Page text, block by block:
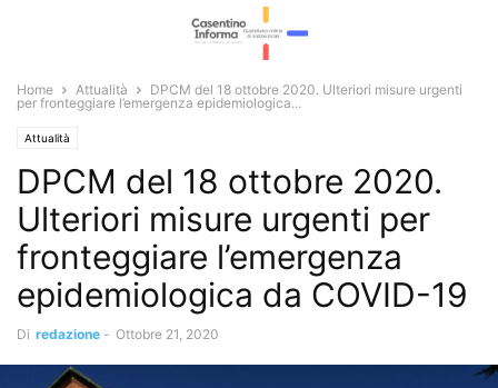
Home Attualità
DPCM del 18 ottobre 2020. Ulteriori misure urgenti
per fronteggiare l’emergenza epidemiologica...
Attualità
DPCM del 18 ottobre 2020.
Ulteriori misure urgenti per
fronteggiare l’emergenza
epidemiologica da COVID-19
Di redazione - Ottobre 21, 2020